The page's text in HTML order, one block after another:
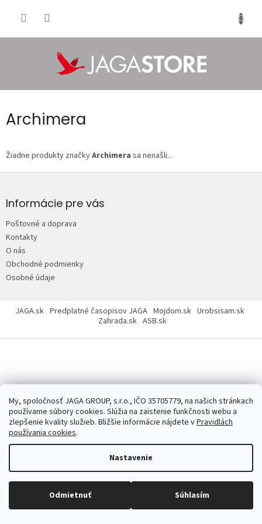
My, spoločnosť JAGA GROUP, s.r.o., IČO 35705779, na našich stránkach
používame súbory cookies. Slúžia na zaistenie funkčnosti webu a
zlepšenie kvality služieb. Bližšie informácie nájdete vPravidlách
používania cookies.
Nastavenie
Odmietnuť Súhlasím
KOŠÍK
Archimera
Žiadne produkty značkyArchimera sa nenašli...
p
e
Informácie pre vás
Poštovné a doprava
Kontakty
O nás
Obchodné podmienky
Osobné údaje
JAGA.sk Predplatné časopisov JAGA Mojdom.sk Urobsisam.sk
Zahrada.sk ASB.sk
nastavenie cookies